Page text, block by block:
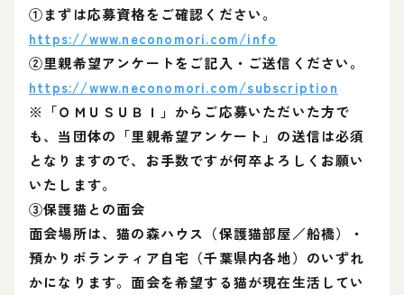
①まずは応募資格をご確認ください。
https://www.neconomori.com/info
②里親希望アンケートをご記入・ご送信ください。
https://www.neconomori.com/subscription
※「ＯＭＵＳＵＢＩ」からご応募いただいた方で
も、当団体の「里親希望アンケート」の送信は必須
となりますので、お手数ですが何卒よろしくお願い
いたします。
③保護猫との面会
面会場所は、猫の森ハウス（保護猫部屋／船橋）・
預かりボランティア自宅（千葉県内各地）のいずれ
かになります。面会を希望する猫が現在生活してい